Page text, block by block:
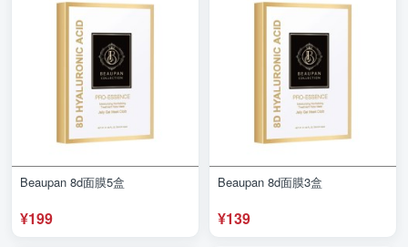
Beaupan 8d面膜5盒
¥199
Beaupan 8d面膜3盒
¥139